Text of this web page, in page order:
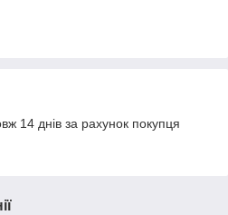
14 днів за рахунок покупця